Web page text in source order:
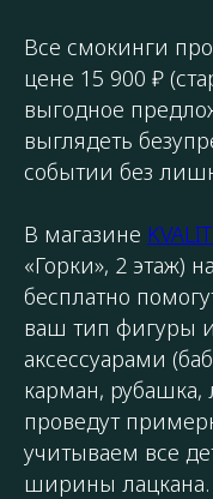
Все смокинги
цене 15 900 ₽
выгодное
выглядеть
событии без
В магазине
«Горки», 2 этаж)
бесплатно
ваш тип фигуры
аксессуарами
карман,
проведут
учитываем все
ширины лацкана.